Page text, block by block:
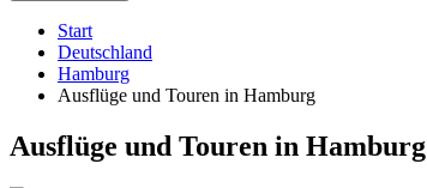
Start
Deutschland
Hamburg
Ausflüge und Touren in Hamburg
Ausflüge und Touren in Hamburg